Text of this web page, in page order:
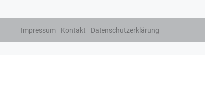
Impressum Kontakt Datenschutzerklärung